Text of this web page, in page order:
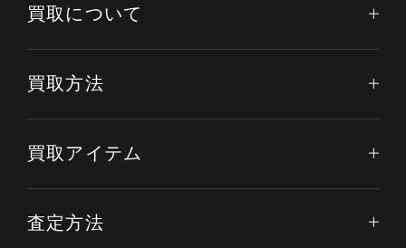
買取について
買取方法
買取アイテム
査定方法